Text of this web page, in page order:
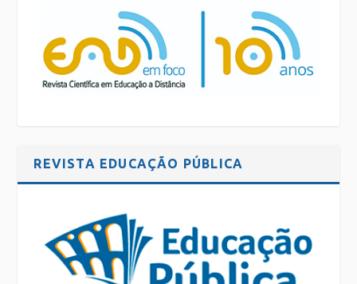
REVISTA EDUCAÇÃO PÚBLICA